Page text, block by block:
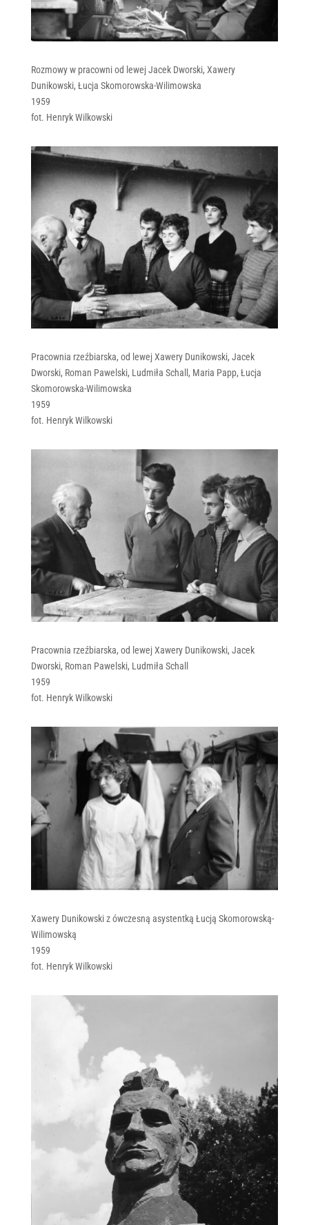
Rozmowy w pracowni od lewej Jacek Dworski, Xawery
Dunikowski, Łucja Skomorowska-Wilimowska
1959
fot. Henryk Wilkowski
Pracownia rzeźbiarska, od lewej Xawery Dunikowski, Jacek
Dworski, Roman Pawelski, Ludmiła Schall, Maria Papp, Łucja
Skomorowska-Wilimowska
1959
fot. Henryk Wilkowski
Pracownia rzeźbiarska, od lewej Xawery Dunikowski, Jacek
Dworski, Roman Pawelski, Ludmiła Schall
1959
fot. Henryk Wilkowski
Xawery Dunikowski z ówczesną asystentką Łucją Skomorowską-
Wilimowską
1959
fot. Henryk Wilkowski